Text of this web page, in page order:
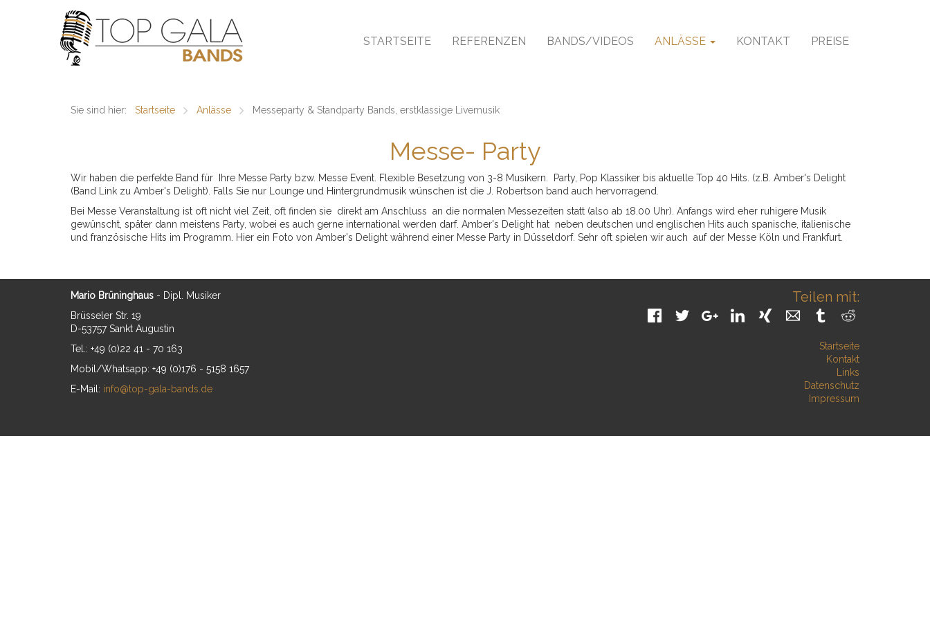
STARTSEITE REFERENZEN BANDS/VIDEOS ANLÄSSE KONTAKT PREISE
Sie sind hier: Startseite Anlässe Messeparty & Standparty Bands, erstklassige Livemusik
Messe- Party
Wir haben die perfekte Band für Ihre Messe Party bzw. Messe Event. Flexible Besetzung von 3-8 Musikern. Party, Pop Klassiker bis aktuelle Top 40 Hits. (z.B. Amber's Delight
(Band Link zu Amber's Delight). Falls Sie nur Lounge und Hintergrundmusik wünschen ist die J. Robertson band auch hervorragend.
Bei Messe Veranstaltung ist oft nicht viel Zeit, oft finden sie direkt am Anschluss an die normalen Messezeiten statt (also ab 18.00 Uhr). Anfangs wird eher ruhigere Musik
gewünscht, später dann meistens Party, wobei es auch gerne international werden darf. Amber's Delight hat neben deutschen und englischen Hits auch spanische, italienische
und französische Hits im Programm. Hier ein Foto von Amber's Delight während einer Messe Party in Düsseldorf. Sehr oft spielen wir auch auf der Messe Köln und Frankfurt.
Mario Brüninghaus - Dipl. Musiker
Brüsseler Str. 19
D-53757 Sankt Augustin
Tel.: +49 (0)22 41 - 70 163
Mobil/Whatsapp: +49 (0)176 - 5158 1657
E-Mail: info@top-gala-bands.de
Teilen mit:
Facebook
Twitter Google+LinkedInXing Mail tumblr
Startseite
Kontakt
Links
Datenschutz
Impressum